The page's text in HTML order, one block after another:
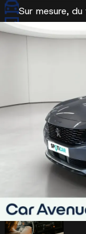
Sur mesure,
Etendez la
dans le
Véhicule
Faire
Avenue
Estimation
Cette
Nous reprenons